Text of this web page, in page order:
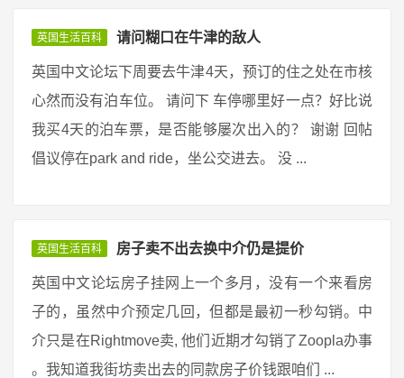
英国生活百科 请问糊口在牛津的敌人
英国中文论坛下周要去牛津4天，预订的住之处在市核
心然而没有泊车位。 请问下 车停哪里好一点？好比说
我买4天的泊车票，是否能够屡次出入的？ 谢谢 回帖
倡议停在park and ride，坐公交进去。 没 ...
英国生活百科 房子卖不出去换中介仍是提价
英国中文论坛房子挂网上一个多月，没有一个来看房
子的，虽然中介预定几回，但都是最初一秒勾销。中
介只是在Rightmove卖, 他们近期才勾销了Zoopla办事
。我知道我街坊卖出去的同款房子价钱跟咱们 ...